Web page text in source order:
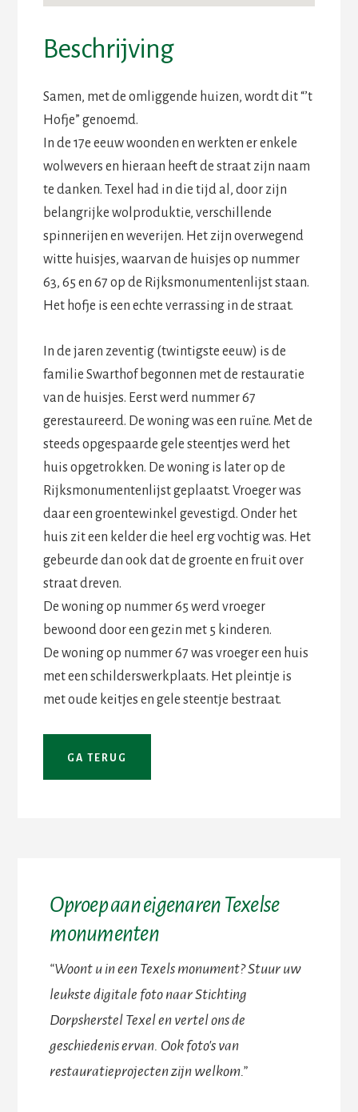
Beschrijving
Samen, met de omliggende huizen, wordt dit “’t
Hofje” genoemd.
In de 17e eeuw woonden en werkten er enkele
wolwevers en hieraan heeft de straat zijn naam
te danken. Texel had in die tijd al, door zijn
belangrijke wolproduktie, verschillende
spinnerijen en weverijen. Het zijn overwegend
witte huisjes, waarvan de huisjes op nummer
63, 65 en 67 op de Rijksmonumentenlijst staan.
Het hofje is een echte verrassing in de straat.
In de jaren zeventig (twintigste eeuw) is de
familie Swarthof begonnen met de restauratie
van de huisjes. Eerst werd nummer 67
gerestaureerd. De woning was een ruïne. Met de
steeds opgespaarde gele steentjes werd het
huis opgetrokken. De woning is later op de
Rijksmonumentenlijst geplaatst. Vroeger was
daar een groentewinkel gevestigd. Onder het
huis zit een kelder die heel erg vochtig was. Het
gebeurde dan ook dat de groente en fruit over
straat dreven.
De woning op nummer 65 werd vroeger
bewoond door een gezin met 5 kinderen.
De woning op nummer 67 was vroeger een huis
met een schilderswerkplaats. Het pleintje is
met oude keitjes en gele steentje bestraat.
Oproep aan eigenaren Texelse
monumenten
“Woont u in een Texels monument? Stuur uw
leukste digitale foto naar Stichting
Dorpsherstel Texel en vertel ons de
geschiedenis ervan. Ook foto's van
restauratieprojecten zijn welkom.”